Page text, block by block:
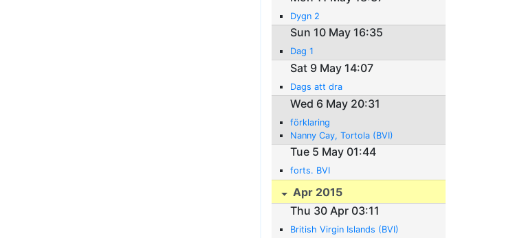
Dygn 2
Sun 10 May 16:35
Dag 1
Sat 9 May 14:07
Dags att dra
Wed 6 May 20:31
förklaring
Nanny Cay, Tortola (BVI)
Tue 5 May 01:44
forts. BVI
Apr 2015
Thu 30 Apr 03:11
British Virgin Islands (BVI)